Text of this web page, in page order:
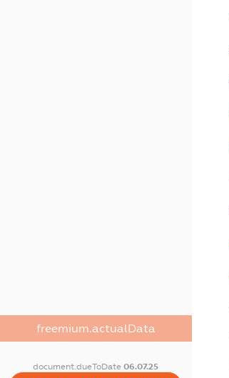
freemium.actualData
document.dueToDate06.07.25